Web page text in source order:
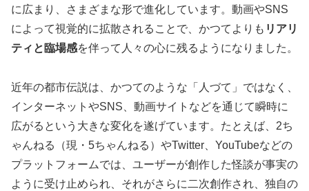
に広まり、さまざまな形で進化しています。動画やSNS
によって視覚的に拡散されることで、かつてよりも リアリ
ティと臨場感を伴って人々の心に残るようになりました。
近年の都市伝説は、かつてのような「人づて」ではなく、
インターネットやSNS、動画サイトなどを通じて瞬時に
広がるという大きな変化を遂げています。たとえば、2ち
ゃんねる（現・5ちゃんねる）やTwitter、YouTubeなどの
プラットフォームでは、ユーザーが創作した怪談が事実の
ように受け止められ、それがさらに二次創作され、独自の